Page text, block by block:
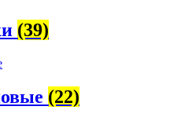
(39)
(22)